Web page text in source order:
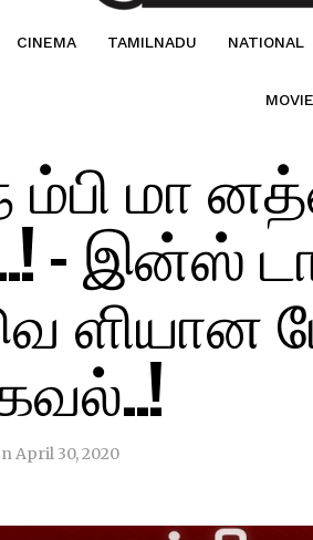
CINEMA TAMILNADU NATIONAL
ம்பி மா
இன்ஸ்
ளியான
April 30, 2020